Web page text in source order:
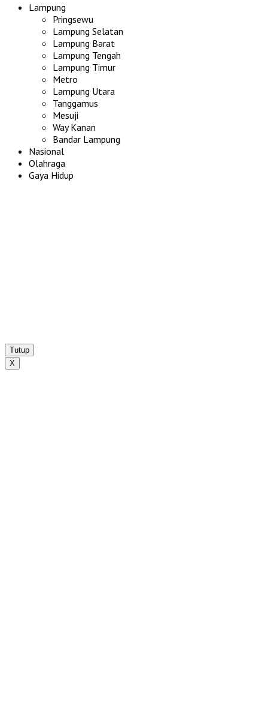
Lampung
Pringsewu
Lampung Selatan
Lampung Barat
Lampung Tengah
Lampung Timur
Metro
Lampung Utara
Tanggamus
Mesuji
Way Kanan
Bandar Lampung
Nasional
Olahraga
Gaya Hidup
Tutup
X